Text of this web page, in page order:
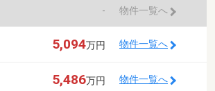
- 物件一覧へ
5,094万円 物件一覧へ
5,486万円 物件一覧へ